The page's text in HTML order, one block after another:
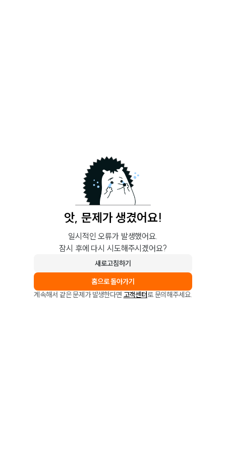
앗, 문제가 생겼어요!
일시적인 오류가 발생했어요.
잠시 후에 다시 시도해주시겠어요?
새로고침하기
홈으로 돌아가기
계속해서 같은 문제가 발생한다면 고객센터로 문의해주세요.